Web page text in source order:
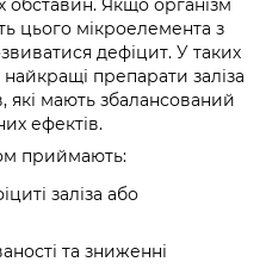
обставин. Якщо організм
цього мікроелемента з
дефіцит. У таких
препарати заліза
які мають збалансований
ефектів.
приймають:
заліза або
та зниженні